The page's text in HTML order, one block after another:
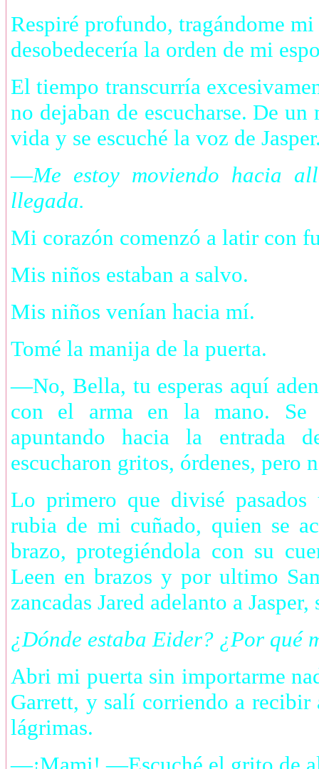
Respiré profundo, tragándome
desobedecería la orden de mi
El tiempo transcurría
no dejaban de escucharse. De
vida y se escuché la voz de
—Me estoy moviendo hacia
llegada.
Mi corazón comenzó a latir con
Mis niños estaban a salvo.
Mis niños venían hacia mí.
Tomé la manija de la puerta.
—No, Bella, tu esperas aquí
con el arma en la mano. Se
apuntando hacia la entrada
escucharon gritos, órdenes, pero
Lo primero que divisé
rubia de mi cuñado, quien se
brazo, protegiéndola con su
Leen en brazos y por ultimo
zancadas Jared adelanto a
¿Dónde estaba Eider? ¿Por qué
Abri mi puerta sin importarme
Garrett, y salí corriendo a
lágrimas.